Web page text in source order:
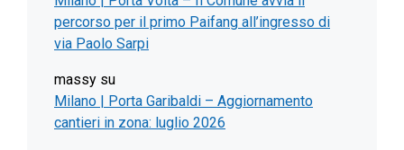
percorso per il primo Paifang all’ingresso di
via Paolo Sarpi
massy su
Milano | Porta Garibaldi – Aggiornamento
cantieri in zona: luglio 2026